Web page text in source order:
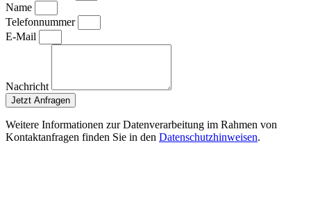
Name
Telefonnummer
E-Mail
Nachricht
Jetzt Anfragen
Weitere Informationen zur Datenverarbeitung im Rahmen von
Kontaktanfragen finden Sie in den Datenschutzhinweisen.